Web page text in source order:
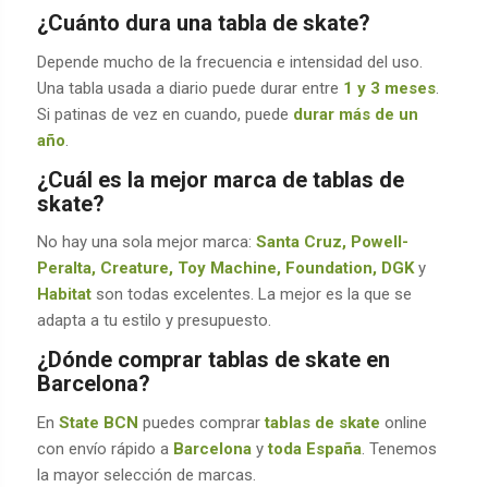
¿Cuánto dura una tabla de skate?
Depende mucho de la frecuencia e intensidad del uso.
Una tabla usada a diario puede durar entre 1 y 3 meses.
Si patinas de vez en cuando, puede durar más de un
año.
¿Cuál es la mejor marca de tablas de
skate?
No hay una sola mejor marca: Santa Cruz, Powell-
Peralta, Creature, Toy Machine, Foundation, DGKy
Habitatson todas excelentes. La mejor es la que se
adapta a tu estilo y presupuesto.
¿Dónde comprar tablas de skate en
Barcelona?
En State BCN puedes comprartablas de skate online
con envío rápido a Barcelonaytoda España. Tenemos
la mayor selección de marcas.